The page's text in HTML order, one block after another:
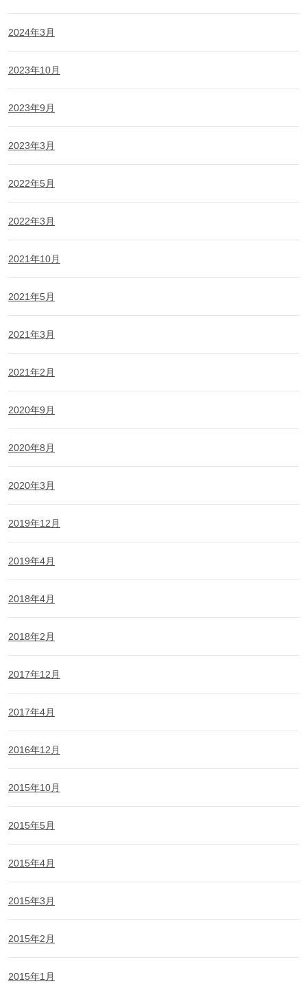
2024年3月
2023年10月
2023年9月
2023年3月
2022年5月
2022年3月
2021年10月
2021年5月
2021年3月
2021年2月
2020年9月
2020年8月
2020年3月
2019年12月
2019年4月
2018年4月
2018年2月
2017年12月
2017年4月
2016年12月
2015年10月
2015年5月
2015年4月
2015年3月
2015年2月
2015年1月